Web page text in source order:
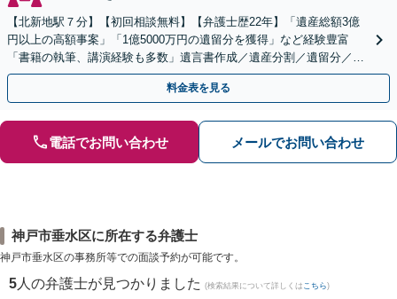
【北新地駅７分】【初回相談無料】【弁護士歴22年】「遺産総額3億
円以上の高額事案」「1億5000万円の遺留分を獲得」など経験豊富
「書籍の執筆、講演経験も多数」遺言書作成／遺産分割／遺留分／相
続放棄など【休日・夜間面談可】【完全個室対応】
料金表を見る
電話でお問い合わせ メールでお問い合わせ
神戸市垂水区に所在する弁護士
神戸市垂水区の事務所等での面談予約が可能です。
5 人の弁護士が見つかりました (検索結果について詳しくは こちら)